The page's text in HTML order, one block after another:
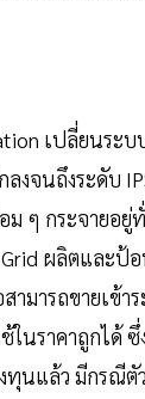
เปลี่ยนระบ
งจนถึงระดับ
ม ๆ กระจายอยู่
ผลิตและป้
มารถขายเข้า
นราคาถูกได้ ซึ่
ทุนแล้ว มีกรณีตั